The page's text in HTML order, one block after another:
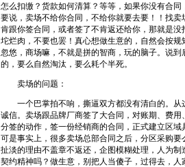
怎么扣缴？货款如何清算？等等，如果你没有合
要说，卖场不给你合同，不给你就要去要！！找
肯跟你签合同，或者签了不肯返还给你，那就是
坨烂肉，不要也罢！真心想做生意的，自然会按
忽悠，商场嘛，不就是拼的智商，玩的脑子。说
的，要么自然淘汰，要么耗个半死。
卖场的问题：
一个巴掌拍不响，撕逼双方都没有清白的。从
诚信。卖场跟品牌厂商签了大合同，对账期、费
分签的动作，签一份经销商的合同，正式建立区
可是事实上，很多卖场总部合同之后，分区采购
扯淡的理由不盖章不返还，企图模糊处理，人为
契约精神吗？做生意，别把人当傻子，过得去，